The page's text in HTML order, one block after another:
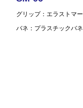
グリップ
エラストマー
バネ
プラスチックバネ